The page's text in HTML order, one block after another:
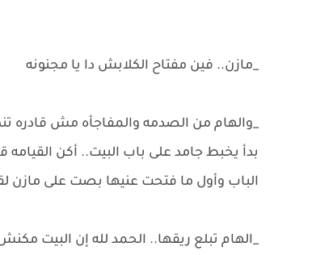
_مازن.. فين مفتاح الكلابش دا يا مجنونه
_والهام من الصدمه والمفاجأه مش قادره
بدأ يخبط جامد على باب البيت.. أكن
الباب وأول ما فتحت عنيها بصت على مازن
_الهام تبلع ريقها.. الحمد لله إن البيت